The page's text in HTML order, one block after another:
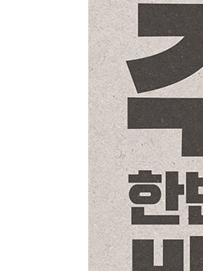
18화 아메리카나 -
19화 베이스볼 초크 -
20화 도복을 이용한
21화 백 초크 - 231
22화 보우앤애로우
23화 리어네이키드 초
24화 마운트 공략(1)
25화 마운트 공략(2)
26화 마운트 공략(3)
27화 리스트 락 - 291
28화 앵클 락 - 301
29화 니바 - 311
30화 승급 - 321